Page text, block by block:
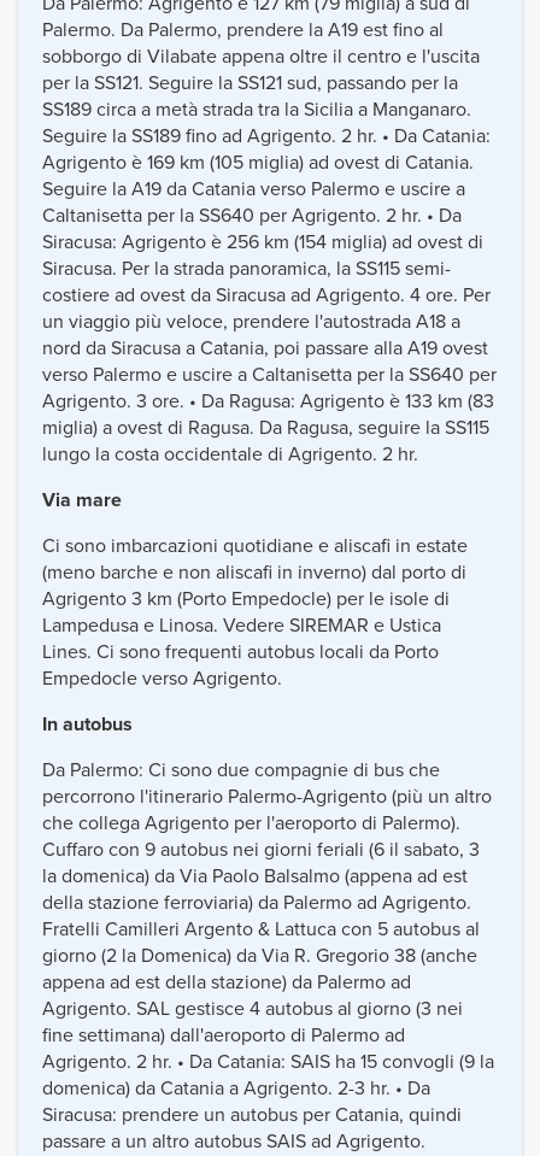
Palermo. Da Palermo, prendere la A19 est fino al
sobborgo di Vilabate appena oltre il centro e l'uscita
per la SS121. Seguire la SS121 sud, passando per la
SS189 circa a metà strada tra la Sicilia a Manganaro.
Seguire la SS189 fino ad Agrigento. 2 hr. • Da Catania:
Agrigento è 169 km (105 miglia) ad ovest di Catania.
Seguire la A19 da Catania verso Palermo e uscire a
Caltanisetta per la SS640 per Agrigento. 2 hr. • Da
Siracusa: Agrigento è 256 km (154 miglia) ad ovest di
Siracusa. Per la strada panoramica, la SS115 semi-
costiere ad ovest da Siracusa ad Agrigento. 4 ore. Per
un viaggio più veloce, prendere l'autostrada A18 a
nord da Siracusa a Catania, poi passare alla A19 ovest
verso Palermo e uscire a Caltanisetta per la SS640 per
Agrigento. 3 ore. • Da Ragusa: Agrigento è 133 km (83
miglia) a ovest di Ragusa. Da Ragusa, seguire la SS115
lungo la costa occidentale di Agrigento. 2 hr.
Via mare
Ci sono imbarcazioni quotidiane e aliscafi in estate
(meno barche e non aliscafi in inverno) dal porto di
Agrigento 3 km (Porto Empedocle) per le isole di
Lampedusa e Linosa. Vedere SIREMAR e Ustica
Lines. Ci sono frequenti autobus locali da Porto
Empedocle verso Agrigento.
In autobus
Da Palermo: Ci sono due compagnie di bus che
percorrono l'itinerario Palermo-Agrigento (più un altro
che collega Agrigento per l'aeroporto di Palermo).
Cuffaro con 9 autobus nei giorni feriali (6 il sabato, 3
la domenica) da Via Paolo Balsalmo (appena ad est
della stazione ferroviaria) da Palermo ad Agrigento.
Fratelli Camilleri Argento & Lattuca con 5 autobus al
giorno (2 la Domenica) da Via R. Gregorio 38 (anche
appena ad est della stazione) da Palermo ad
Agrigento. SAL gestisce 4 autobus al giorno (3 nei
fine settimana) dall'aeroporto di Palermo ad
Agrigento. 2 hr. • Da Catania: SAIS ha 15 convogli (9 la
domenica) da Catania a Agrigento. 2-3 hr. • Da
Siracusa: prendere un autobus per Catania, quindi
passare a un altro autobus SAIS ad Agrigento.